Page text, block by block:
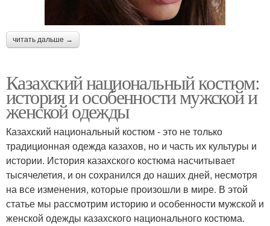
читать дальше →
Казахский национальный костюм:
история и особенности мужской и
женской одежды
Казахский национальный костюм - это не только
традиционная одежда казахов, но и часть их культуры и
истории. История казахского костюма насчитывает
тысячелетия, и он сохранился до наших дней, несмотря
на все изменения, которые произошли в мире. В этой
статье мы рассмотрим историю и особенности мужской и
женской одежды казахского национального костюма.